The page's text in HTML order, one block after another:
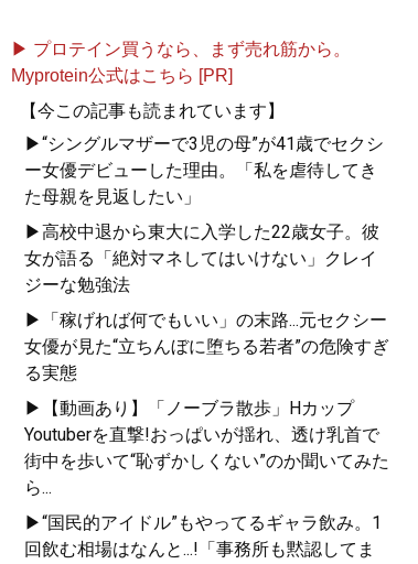
▶ プロテイン買うなら、まず売れ筋から。
Myprotein公式はこちら [PR]
【今この記事も読まれています】
▶“シングルマザーで3児の母”が41歳でセクシ
ー女優デビューした理由。「私を虐待してき
た母親を見返したい」
▶高校中退から東大に入学した22歳女子。彼
女が語る「絶対マネしてはいけない」クレイ
ジーな勉強法
▶「稼げれば何でもいい」の末路...元セクシー
女優が見た“立ちんぼに堕ちる若者”の危険すぎ
る実態
▶【動画あり】「ノーブラ散歩」Hカップ
Youtuberを直撃!おっぱいが揺れ、透け乳首で
街中を歩いて“恥ずかしくない”のか聞いてみた
ら...
▶“国民的アイドル”もやってるギャラ飲み。1
回飲む相場はなんと...!「事務所も黙認してま